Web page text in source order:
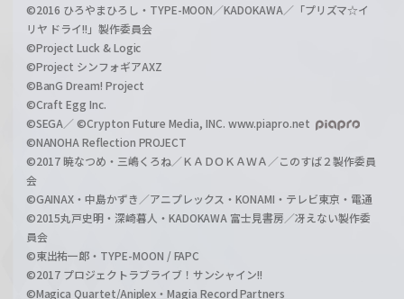
©2016 ひろやまひろし・TYPE-MOON／KADOKAWA／「プリズマ☆イ
リヤ ドライ!!」製作委員会
©Project Luck & Logic
©Project シンフォギアAXZ
©BanG Dream! Project
©Craft Egg Inc.
©SEGA／ ©Crypton Future Media, INC. www.piapro.net
©NANOHA Reflection PROJECT
©2017 暁なつめ・三嶋くろね／ＫＡＤＯＫＡＷＡ／このすば２製作委員
会
©GAINAX・中島かずき／アニプレックス・KONAMI・テレビ東京・電通
©2015丸戸史明・深崎暮人・KADOKAWA 富士見書房／冴えない製作委
員会
©東出祐一郎・TYPE-MOON / FAPC
©2017 プロジェクトラブライブ！サンシャイン!!
©Magica Quartet/Aniplex・Magia Record Partners